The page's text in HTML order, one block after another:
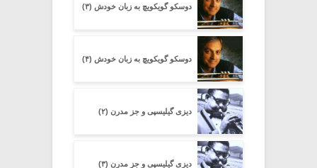
دوسکو گویکویچ به زبان خودش (۳)
دوسکو گویکویچ به زبان خودش (۴)
دیزی گیلیسپی و جز مدرن (۲)
دیزی گیلیسپی و جز مدرن (۳)